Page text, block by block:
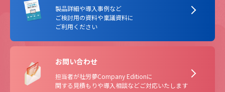
製品詳細や導入事例など
ご検討用の資料や稟議資料に
ご利用ください
お問い合わせ
担当者が社労夢Company Editionに
関する見積もりや導入相談などご対応いたします